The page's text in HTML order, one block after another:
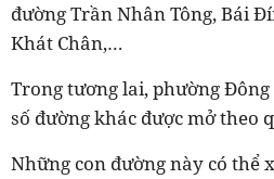
đường Trần Nhân Tông, Bái
Khát Chân,…
Trong tương lai, phường
số đường khác được mở theo
Những con đường này có thể